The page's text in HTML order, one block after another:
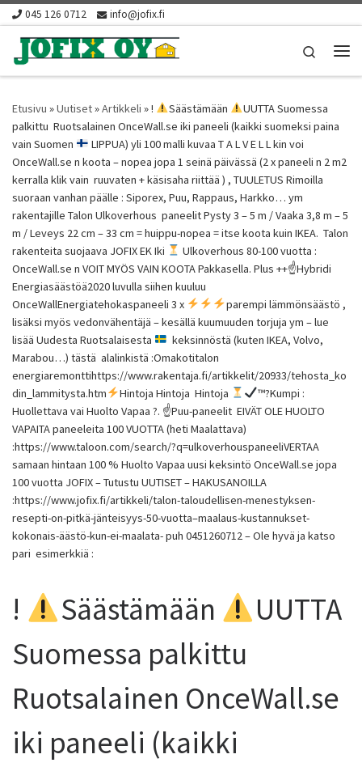
Skip to content
045 126 0712 info@jofix.fi
Search
Etusivu »Uutiset»Artikkeli »! Säästämään
UUTTA Suomessa
palkittu Ruotsalainen OnceWall.se iki paneeli (kaikki suomeksi paina
vain Suomen
LIPPUA) yli 100 malli kuvaa T A L V E L L kin voi
OnceWall.se n koota – nopea jopa 1 seinä päivässä (2 x paneeli n 2 m2
kerralla klik vain ruuvaten + käsisaha riittää ) , TUULETUS Rimoilla
suoraan vanhan päälle : Siporex, Puu, Rappaus, Harkko… ym
rakentajille Talon Ulkoverhous paneelit Pysty 3 – 5 m / Vaaka 3,8 m – 5
m / Leveys 22 cm – 33 cm = huippu-nopea = itse koota kuin IKEA. Talon
rakenteita suojaava JOFIX EK Iki
Ulkoverhous 80-100 vuotta :
OnceWall.se n VOIT MYÖS VAIN KOOTA Pakkasella. Plus ++☝Hybridi
Energiasäästöä2020 luvulla siihen kuuluu
OnceWallEnergiatehokaspaneeli 3 x
parempi lämmönsäästö ,
lisäksi myös vedonvähentäjä – kesällä kuumuuden torjuja ym – lue
lisää Uudesta Ruotsalaisesta
keksinnöstä (kuten IKEA, Volvo,
Marabou…) tästä alalinkistä :Omakotitalon
energiaremonttihttps://www.rakentaja.fi/artikkelit/20933/tehosta_ko
din_lammitysta.htm
Hintoja Hintoja Hintoja ™️?Kumpi :
Huollettava vai Huolto Vapaa ?. ☝Puu-paneelit EIVÄT OLE HUOLTO
VAPAITA paneeleita 100 VUOTTA (heti Maalattava)
:https://www.taloon.com/search/?q=ulkoverhouspaneeliVERTAA
samaan hintaan 100 % Huolto Vapaa uusi keksintö OnceWall.se jopa
100 vuotta JOFIX – Tutustu UUTISET – HAKUSANOILLA
:https://www.jofix.fi/artikkeli/talon-taloudellisen-menestyksen-
resepti-on-pitkä-jänteisyys-50-vuotta–maalaus-kustannukset-
kokonais-äästö-kun-ei-maalata- puh 0451260712 – Ole hyvä ja katso
pari esimerkkiä :
! Säästämään
UUTTA
Suomessa palkittu
Ruotsalainen OnceWall.se
iki paneeli (kaikki